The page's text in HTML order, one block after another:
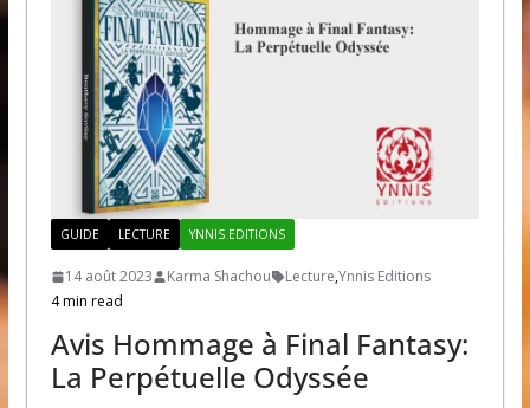
GUIDE LECTURE YNNIS EDITIONS
14 août 2023 Karma Shachou Lecture,Ynnis Editions
4 min read
Avis Hommage à Final Fantasy:
La Perpétuelle Odyssée